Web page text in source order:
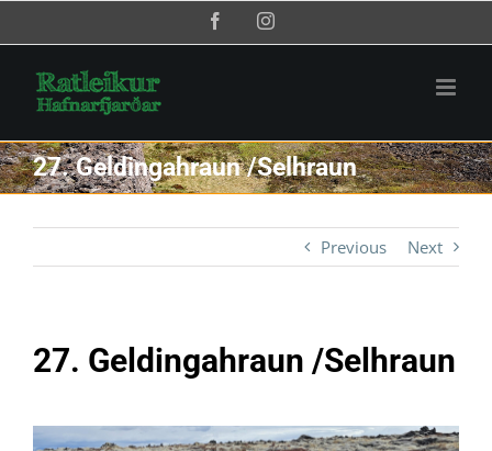
to
content
FacebookInstagram
27. Geldingahraun /Selhraun
Previous Next
27. Geldingahraun /Selhraun
View